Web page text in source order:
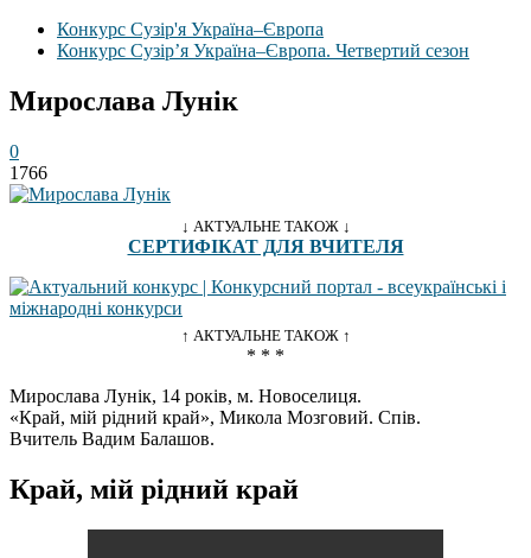
Конкурс Сузір'я Україна–Європа
Конкурс Сузір’я Україна–Європа. Четвертий сезон
Мирослава Лунік
0
1766
↓ АКТУАЛЬНЕ ТАКОЖ ↓
СЕРТИФІКАТ ДЛЯ ВЧИТЕЛЯ
↑ АКТУАЛЬНЕ ТАКОЖ ↑
* * *
Мирослава Лунік, 14 років, м. Новоселиця.
«Край, мій рідний край», Микола Мозговий. Спів.
Вчитель Вадим Балашов.
Край, мій рідний край